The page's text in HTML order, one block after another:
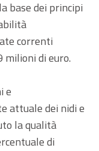
base dei principi
correnti
milioni di euro.
e
attuale dei nidi e
la qualità
di